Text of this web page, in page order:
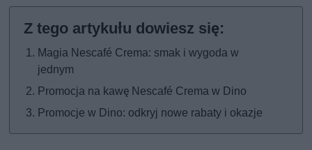
Magia Nescafé Crema: smak i wygoda w
jednym
Promocja na kawę Nescafé Crema w Dino
Promocje w Dino: odkryj nowe rabaty i okazje